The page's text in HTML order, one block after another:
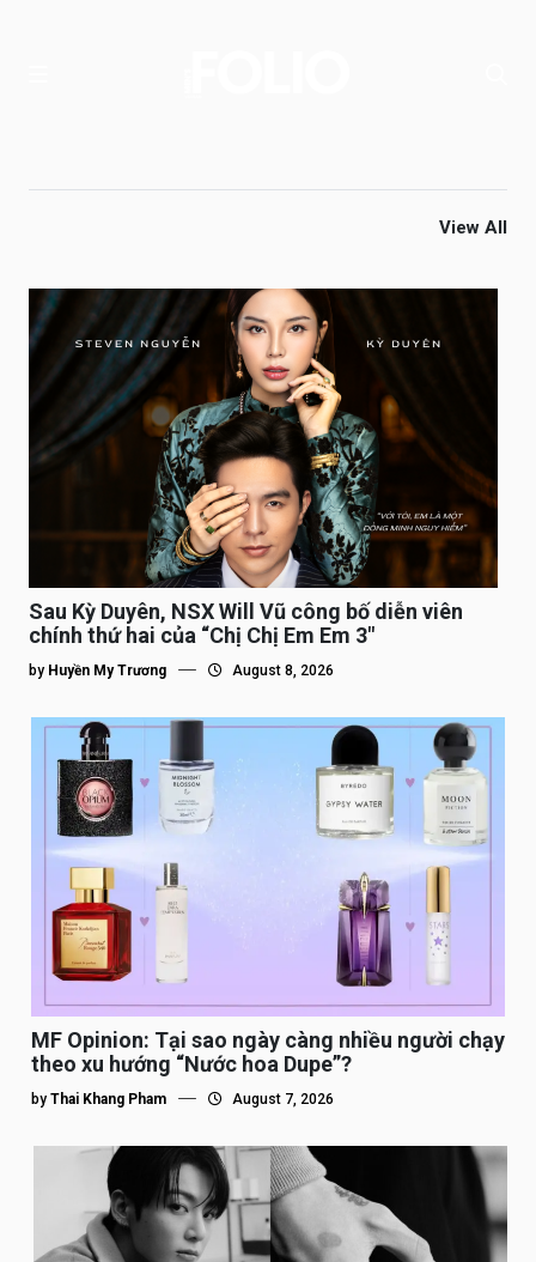
View All
Sau Kỳ Duyên, NSX Will Vũ công bố diễn viên
chính thứ hai của “Chị Chị Em Em 3″
by Huyền My Trương August 8, 2026
MF Opinion: Tại sao ngày càng nhiều người chạy
theo xu hướng “Nước hoa Dupe”?
by Thai Khang Pham August 7, 2026